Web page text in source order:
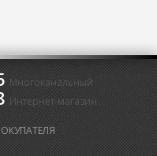
Многоканальный
Интернет-магазин